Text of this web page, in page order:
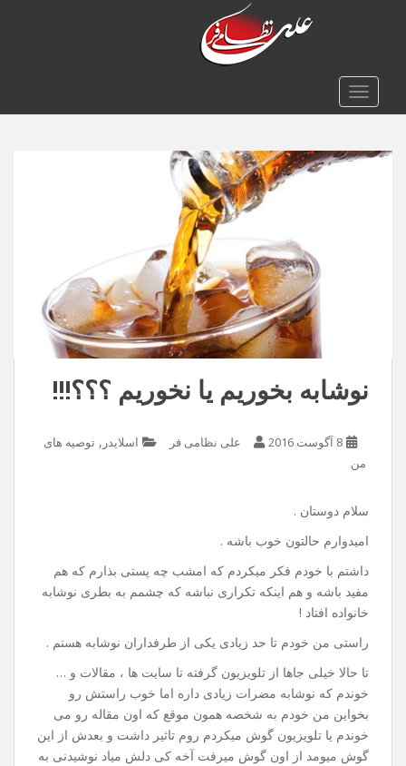
o
TOGGLE NAVIGATION
نوشابه بخوریم یا نخوریم ؟؟؟!!!
8 آگوست 2016 علی نظامی فر اسلایدر , توصیه های
من
سلام دوستان .
امیدوارم حالتون خوب باشه .
داشتم با خودم فکر میکردم که امشب چه پستی بذارم که هم
مفید باشه و هم اینکه تکراری نباشه که چشمم به بطری نوشابه
خانواده افتاد !
راستی من خودم تا حد زیادی یکی از طرفداران نوشابه هستم .
تا حالا خیلی جاها از تلویزیون گرفته تا سایت ها ، مقالات و …
خوندم که نوشابه مضرات زیادی داره اما خوب راستش رو
بخواین من خودم به شخصه همون موقع که اون مقاله رو می
خوندم یا تلویزیون گوش میکردم روم تاثیر داشت و بعدش از این
گوش میومد از اون گوش میرفت آخه کی دلش میاد نوشیدنی به